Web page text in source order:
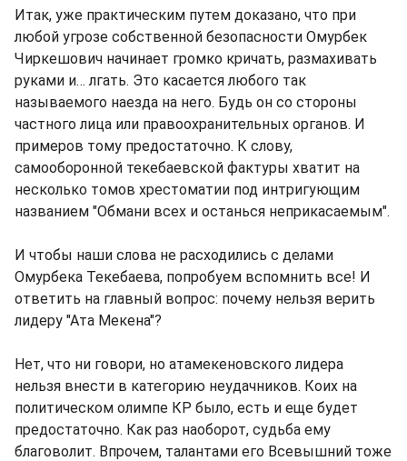
Итак, уже практическим путем доказано, что при
любой угрозе собственной безопасности Омурбек
Чиркешович начинает громко кричать, размахивать
руками и… лгать. Это касается любого так
называемого наезда на него. Будь он со стороны
частного лица или правоохранительных органов. И
примеров тому предостаточно. К слову,
самооборонной текебаевской фактуры хватит на
несколько томов хрестоматии под интригующим
названием "Обмани всех и останься неприкасаемым".
И чтобы наши слова не расходились с делами
Омурбека Текебаева, попробуем вспомнить все! И
ответить на главный вопрос: почему нельзя верить
лидеру "Ата Мекена"?
Нет, что ни говори, но атамекеновского лидера
нельзя внести в категорию неудачников. Коих на
политическом олимпе КР было, есть и еще будет
предостаточно. Как раз наоборот, судьба ему
благоволит. Впрочем, талантами его Всевышний тоже